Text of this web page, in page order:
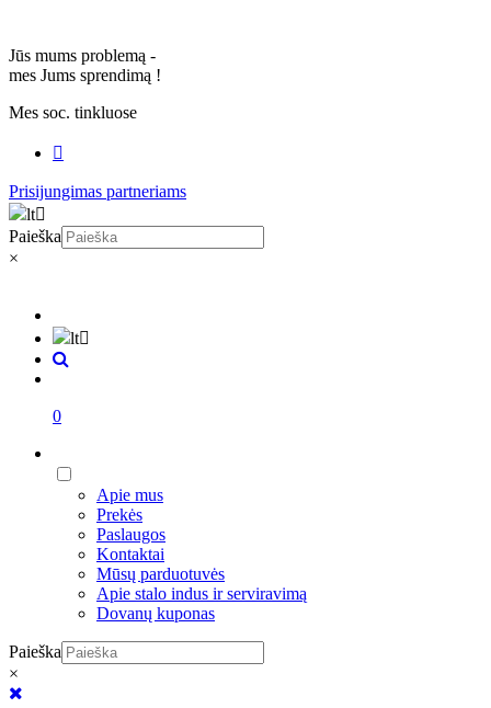
Jūs mums problemą -
mes Jums sprendimą !
Mes soc. tinkluose
Prisijungimas partneriams
lt
Paieška
×
lt
0
Apie mus
Prekės
Paslaugos
Kontaktai
Mūsų parduotuvės
Apie stalo indus ir serviravimą
Dovanų kuponas
Paieška
×